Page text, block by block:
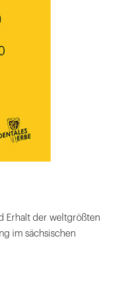
Erhalt der weltgrößten
im sächsischen